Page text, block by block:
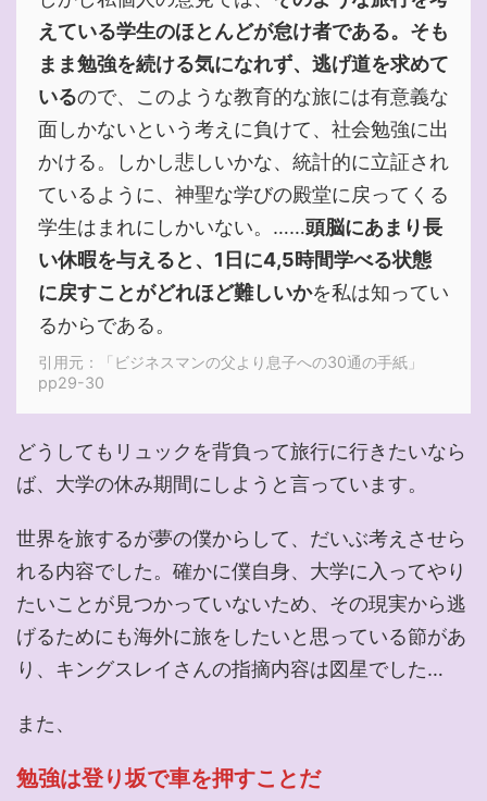
えている学生のほとんどが怠け者である。そも
まま勉強を続ける気になれず、逃げ道を求めて
いるので、このような教育的な旅には有意義な
面しかないという考えに負けて、社会勉強に出
かける。しかし悲しいかな、統計的に立証され
ているように、神聖な学びの殿堂に戻ってくる
学生はまれにしかいない。……頭脳にあまり長
い休暇を与えると、1日に4,5時間学べる状態
に戻すことがどれほど難しいかを私は知ってい
るからである。
引用元：「ビジネスマンの父より息子への30通の手紙」
pp29-30
どうしてもリュックを背負って旅行に行きたいなら
ば、大学の休み期間にしようと言っています。
世界を旅するが夢の僕からして、だいぶ考えさせら
れる内容でした。確かに僕自身、大学に入ってやり
たいことが見つかっていないため、その現実から逃
げるためにも海外に旅をしたいと思っている節があ
り、キングスレイさんの指摘内容は図星でした…
また、
勉強は登り坂で車を押すことだ